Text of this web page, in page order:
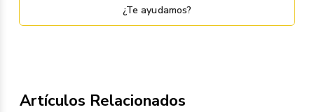
¿Te ayudamos?
Artículos Relacionados